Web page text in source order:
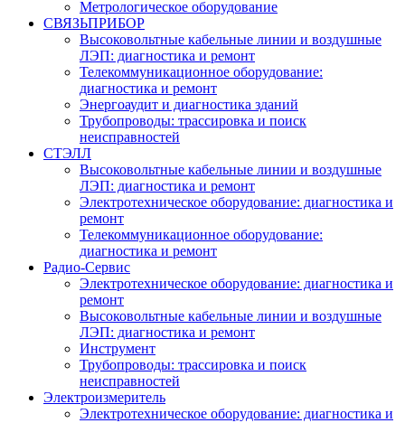
Метрологическое оборудование
СВЯЗЬПРИБОР
Высоковольтные кабельные линии и воздушные
ЛЭП: диагностика и ремонт
Телекоммуникационное оборудование:
диагностика и ремонт
Энергоаудит и диагностика зданий
Трубопроводы: трассировка и поиск
неисправностей
СТЭЛЛ
Высоковольтные кабельные линии и воздушные
ЛЭП: диагностика и ремонт
Электротехническое оборудование: диагностика и
ремонт
Телекоммуникационное оборудование:
диагностика и ремонт
Радио-Cервис
Электротехническое оборудование: диагностика и
ремонт
Высоковольтные кабельные линии и воздушные
ЛЭП: диагностика и ремонт
Инструмент
Трубопроводы: трассировка и поиск
неисправностей
Электроизмеритель
Электротехническое оборудование: диагностика и